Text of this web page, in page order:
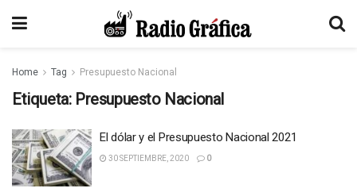
Home Tag Presupuesto Nacional
Etiqueta: Presupuesto Nacional
El dólar y el Presupuesto Nacional 2021
30 SEPTIEMBRE, 2020 0